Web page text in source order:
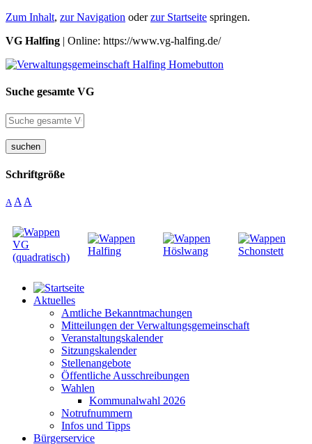
Zum Inhalt, zur Navigation oderzur Startseite springen.
VG Halfing | Online: https://www.vg-halfing.de/
Suche gesamte VG
suchen
Schriftgröße
A A A
Aktuelles
Amtliche Bekanntmachungen
Mitteilungen der Verwaltungsgemeinschaft
Veranstaltungskalender
Sitzungskalender
Stellenangebote
Öffentliche Ausschreibungen
Wahlen
Kommunalwahl 2026
Notrufnummern
Infos und Tipps
Bürgerservice